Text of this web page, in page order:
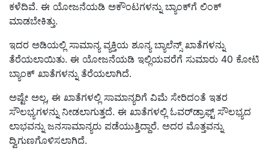
ಕಳೆದಿವೆ. ಈ ಯೋಜನೆಯಡಿ ಅಕೌಂಟಗಳನ್ನು ಬ್ಯಾಂಕ್‌ಗೆ ಲಿಂಕ್
ಮಾಡಬೇಕಿತ್ತು.
ಇದರ ಅಡಿಯಲ್ಲಿ ಸಾಮಾನ್ಯ ವ್ಯಕ್ತಿಯ ಶೂನ್ಯ ಬ್ಯಾಲೆನ್ಸ್ ಖಾತೆಗಳನ್ನು
ತೆರೆಯಲಾಯಿತು. ಈ ಯೋಜನೆಯಡಿ ಇಲ್ಲಿಯವರೆಗೆ ಸುಮಾರು 40 ಕೋಟಿ
ಬ್ಯಾಂಕ್ ಖಾತೆಗಳನ್ನು ತೆರೆಯಲಾಗಿದೆ.
ಅಷ್ಟೇ ಅಲ್ಲ, ಈ ಖಾತೆಗಳಲ್ಲಿ ಸಾಮಾನ್ಯರಿಗೆ ವಿಮೆ ಸೇರಿದಂತೆ ಇತರ
ಸೌಲಭ್ಯಗಳನ್ನು ನೀಡಲಾಗುತ್ತದೆ. ಈ ಖಾತೆಗಳಲ್ಲಿ ಓವರ್‌ಡ್ರಾಫ್ಟ್ ಸೌಲಭ್ಯದ
ಲಾಭವನ್ನು ಜನಸಾಮಾನ್ಯರು ಪಡೆಯುತ್ತಿದ್ದಾರೆ. ಅದರ ಮೊತ್ತವನ್ನು
ದ್ವಿಗುಣಗೊಳಿಸಲಾಗಿದೆ.